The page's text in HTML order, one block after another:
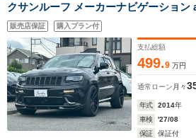
クサンルーフ メーカーナビゲーション
ールドエアインテークシステム スクラ
タイン足回り Velgen 22インチアルミホ
バー
販売店保証 購入プラン付
支払総額
499.9 万円
通常ローン 月々
年式 2014年
車検
'27/08
保証
保証付